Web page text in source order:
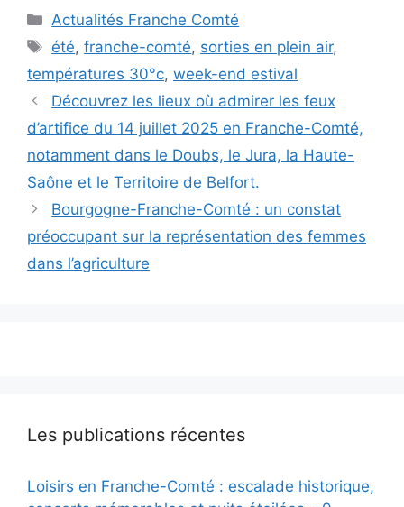
Catégories
Actualités Franche Comté
Étiquettes
été,franche-comté, sorties en plein air,
températures 30°c, week-end estival
Découvrez les lieux où admirer les feux
d’artifice du 14 juillet 2025 en Franche-Comté,
notamment dans le Doubs, le Jura, la Haute-
Saône et le Territoire de Belfort.
Bourgogne-Franche-Comté : un constat
préoccupant sur la représentation des femmes
dans l’agriculture
Les publications récentes
Loisirs en Franche-Comté : escalade historique,